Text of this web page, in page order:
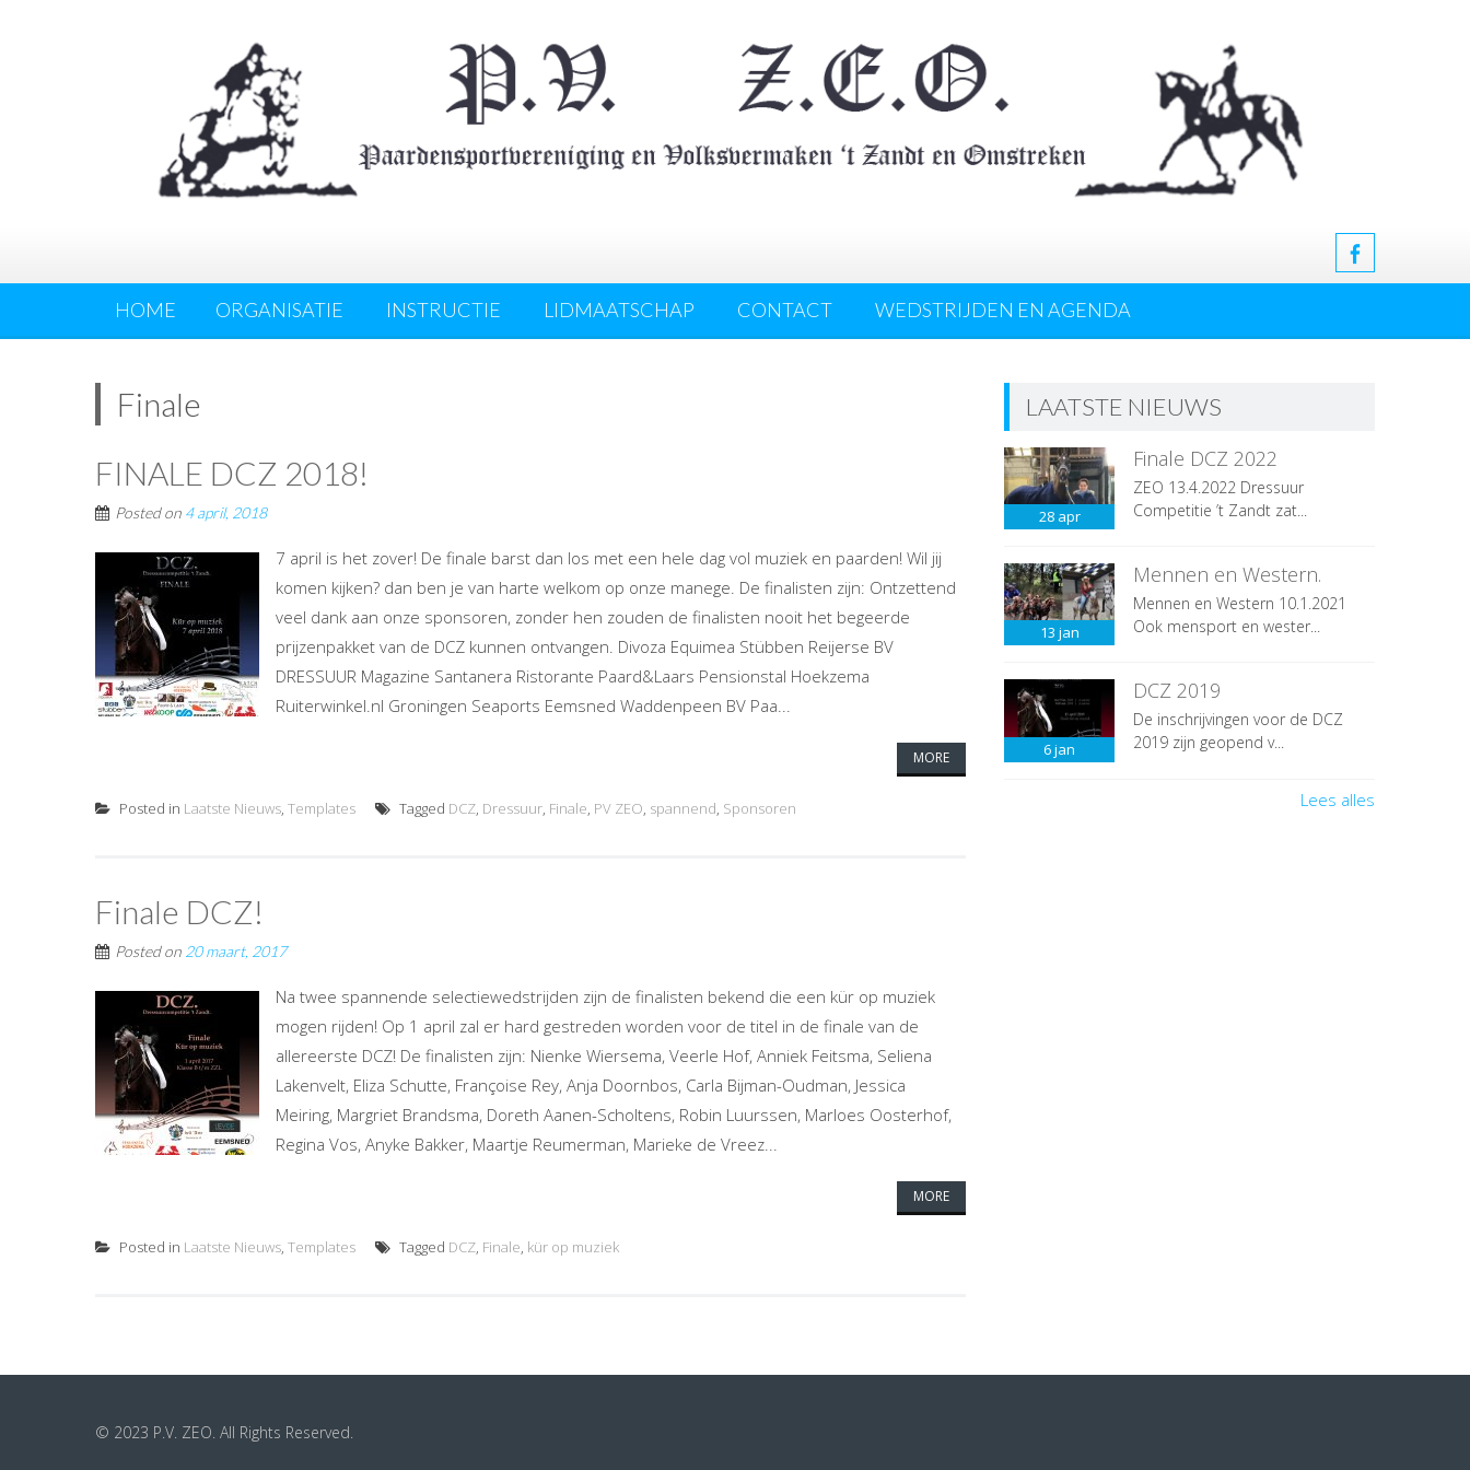
HOME ORGANISATIE INSTRUCTIE LIDMAATSCHAP CONTACT WEDSTRIJDEN EN AGENDA
Finale
FINALE DCZ 2018!
Posted on 4 april, 2018
7 april is het zover! De finale barst dan los met een hele dag vol muziek en paarden! Wil jij
komen kijken? dan ben je van harte welkom op onze manege. De finalisten zijn: Ontzettend
veel dank aan onze sponsoren, zonder hen zouden de finalisten nooit het begeerde
prijzenpakket van de DCZ kunnen ontvangen. Divoza Equimea Stübben Reijerse BV
DRESSUUR Magazine Santanera Ristorante Paard&Laars Pensionstal Hoekzema
Ruiterwinkel.nl Groningen Seaports Eemsned Waddenpeen BV Paa...
MORE
Posted in Laatste Nieuws Templates Tagged DCZ Dressuur Finale PV ZEO spannend Sponsoren
Finale DCZ!
Posted on 20 maart, 2017
Na twee spannende selectiewedstrijden zijn de finalisten bekend die een kür op muziek
mogen rijden! Op 1 april zal er hard gestreden worden voor de titel in de finale van de
allereerste DCZ! De finalisten zijn: Nienke Wiersema, Veerle Hof, Anniek Feitsma, Seliena
Lakenvelt, Eliza Schutte, Françoise Rey, Anja Doornbos, Carla Bijman-Oudman, Jessica
Meiring, Margriet Brandsma, Doreth Aanen-Scholtens, Robin Luurssen, Marloes Oosterhof,
Regina Vos, Anyke Bakker, Maartje Reumerman, Marieke de Vreez...
MORE
Posted in Laatste Nieuws Templates Tagged DCZ Finale kür op muziek
LAATSTE NIEUWS
28 apr
Finale DCZ 2022
ZEO 13.4.2022 Dressuur
Competitie ’t Zandt zat...
13 jan
Mennen en Western.
Mennen en Western 10.1.2021
Ook mensport en wester...
6jan
DCZ 2019
De inschrijvingen voor de DCZ
2019 zijn geopend v...
Lees alles
© 2023 P.V. ZEO. All Rights Reserved.